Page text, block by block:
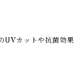
UVカットや抗菌効果